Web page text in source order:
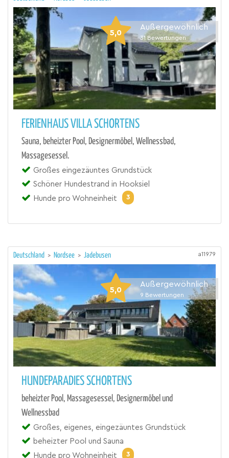
5,0
Außergewöhnlich
31 Bewertungen
FERIENHAUS VILLA SCHORTENS
Sauna, beheizter Pool, Designermöbel, Wellnessbad,
Massagesessel.
Großes eingezäuntes Grundstück
Schöner Hundestrand in Hooksiel
Hunde pro Wohneinheit
3
Deutschland > Nordsee > Jadebusen a11979
5,0
Außergewöhnlich
9 Bewertungen
HUNDEPARADIES SCHORTENS
beheizter Pool, Massagesessel, Designermöbel und
Wellnessbad
Großes, eigenes, eingezäuntes Grundstück
beheizter Pool und Sauna
Hunde pro Wohneinheit
3